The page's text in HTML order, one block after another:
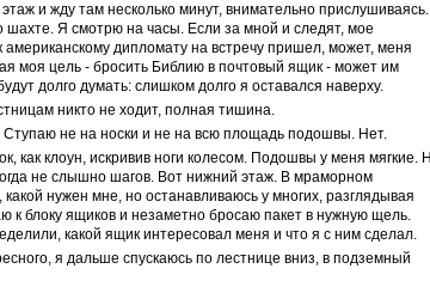
и жду там несколько минут, внимательно прислушиваясь.
шахте. Я смотрю на часы. Если за мной и следят, мое
дипломату на встречу пришел, может, меня
моя цель - бросить Библию в почтовый ящик - может им
долго думать: слишком долго я оставался наверху.
никто не ходит, полная тишина.
Ступаю не на носки и не на всю площадь подошвы. Нет.
как клоун, искривив ноги колесом. Подошвы у меня мягкие.
не слышно шагов. Вот нижний этаж. В мраморном
нужен мне, но останавливаюсь у многих, разглядывая
к блоку ящиков и незаметно бросаю пакет в нужную щель.
какой ящик интересовал меня и что я с ним сделал.
я дальше спускаюсь по лестнице вниз, в подземный